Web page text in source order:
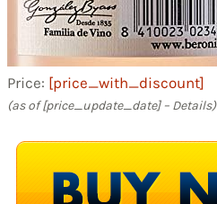
Price: [price_with_discount]
(as of [price_update_date] – Details)